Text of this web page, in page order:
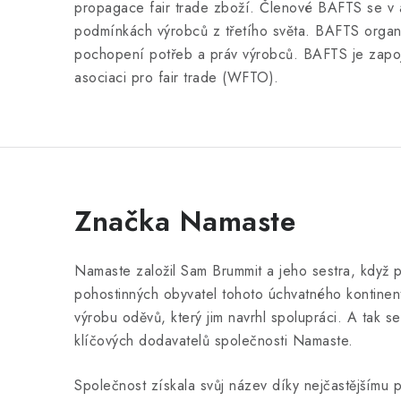
propagace fair trade zboží. Členové BAFTS se
podmínkách výrobců z třetího světa. BAFTS
pochopení potřeb a práv výrobců. BAFTS je
asociaci pro fair trade (WFTO).
Značka Namaste
Namaste založil Sam Brummit a jeho sestra,
pohostinných obyvatel tohoto úchvatného
výrobu oděvů, který jim navrhl spolupráci. A tak
klíčových dodavatelů společnosti Namaste.
Společnost získala svůj název díky